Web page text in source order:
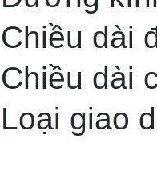
Chiều dài
Chiều dài
Loại giao